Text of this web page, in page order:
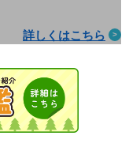
詳しくはこちら